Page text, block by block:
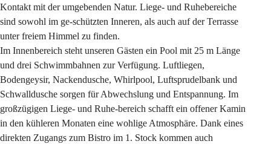
Kontakt mit der umgebenden Natur. Liege- und Ruhebereiche
sind sowohl im ge-schützten Inneren, als auch auf der Terrasse
unter freiem Himmel zu finden.
Im Innenbereich steht unseren Gästen ein Pool mit 25 m Länge
und drei Schwimmbahnen zur Verfügung. Luftliegen,
Bodengeysir, Nackendusche, Whirlpool, Luftsprudelbank und
Schwalldusche sorgen für Abwechslung und Entspannung. Im
großzügigen Liege- und Ruhe-bereich schafft ein offener Kamin
in den kühleren Monaten eine wohlige Atmosphäre. Dank eines
direkten Zugangs zum Bistro im 1. Stock kommen auch